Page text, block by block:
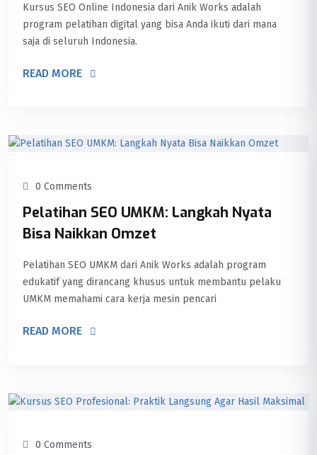
Kursus SEO Online Indonesia dari Anik Works adalah
program pelatihan digital yang bisa Anda ikuti dari mana
saja di seluruh Indonesia.
READ MORE
0 Comments
Pelatihan SEO UMKM: Langkah Nyata
Bisa Naikkan Omzet
Pelatihan SEO UMKM dari Anik Works adalah program
edukatif yang dirancang khusus untuk membantu pelaku
UMKM memahami cara kerja mesin pencari
READ MORE
0 Comments